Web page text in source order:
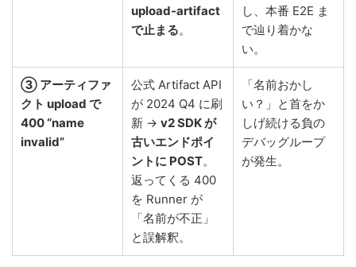
upload-artifact
で止まる。
し、本番 E2E ま
で辿り着かな
い。
③ アーティファ
クト upload で
400 “name
invalid”
公式 Artifact API
が 2024 Q4 に刷
新 → v2 SDK が
古いエンドポイ
ントに POST。
返ってくる 400
を Runner が
「名前が不正」
と誤解釈。
「名前おかし
い？」と首をか
しげ続ける負の
デバッグループ
が発生。